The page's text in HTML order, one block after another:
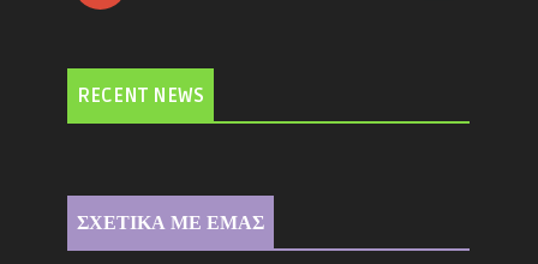
RECENT NEWS
ΣΧΕΤΙΚΑ ΜΕ ΕΜΑΣ